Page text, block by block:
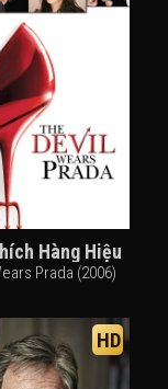
Hàng Hiệu
Prada (2006)
HD